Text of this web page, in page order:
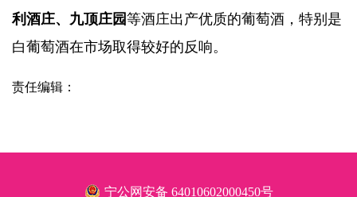
利酒庄、九顶庄园等酒庄出产优质的葡萄酒，特别是
白葡萄酒在市场取得较好的反响。
责任编辑：
宁公网安备 64010602000450号